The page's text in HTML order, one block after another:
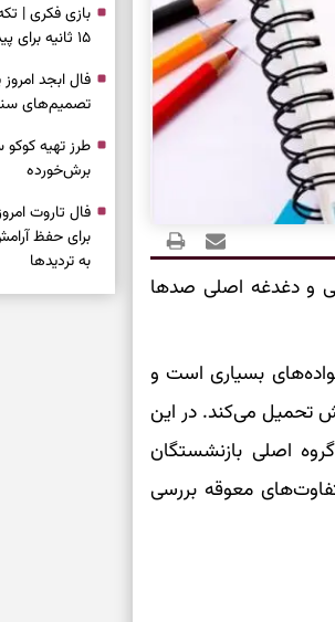
پایان ماه اردیبهشت ۱۴۰۵، نگرانی و دغدغه اصلی صدها
بسیاری است و
تحمیل می‌کند. در این
اصلی بازنشستگان
معوقه بررسی
بازی فکری |
۱۵ ثانیه برای پیداکردنش وقت دارید
تصمیم‌های
طرز تهیه
برش‌خورده
برای حفظ
به تردیدها
تست شخصیت